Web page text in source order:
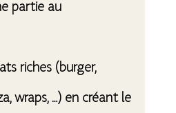
partie au
riches (burger,
wraps, …) en créant le